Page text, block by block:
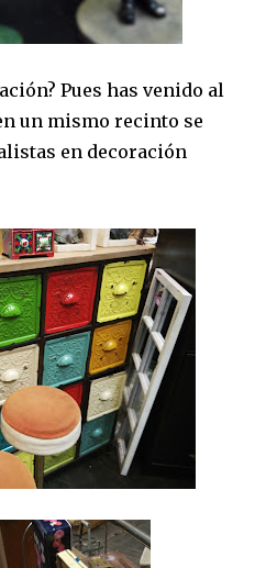
Pues has venido al
un mismo recinto se
en decoración